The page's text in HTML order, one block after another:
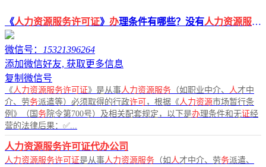
《人力资源服务许可证》 办理条件有哪些？没有人力资源服务许可
微信号： 15321396264
添加微信好友, 获取更多信息
复制微信号
《人力资源服务许可证》是从事人力资源服务 （如职业中介、 人才中
介、劳务派遣等）必须取得的行政许可 ，根据《人力资源市场暂行条
例》（国 务院令第700号）及相关配套规定，以下是办理条件和无证经
营的法律后果：✅...
人力资源服务许可证代办公司
人力资源服务许可证是从事人力资源服务 （如 人才中介、劳务派遣、